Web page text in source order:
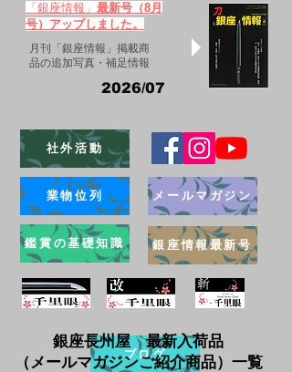
「銀座情報」 最新号（8月
号）アップしました。
月刊「銀座情報」掲載商
品の追加写真・補足情報
2026/07
社外活動
業物位列
鑑賞の基礎知識
メールマガジン
銀座情報最新号
ブログ
銀座長州屋 最新入荷品
（メールマガジンご紹介商品）一覧